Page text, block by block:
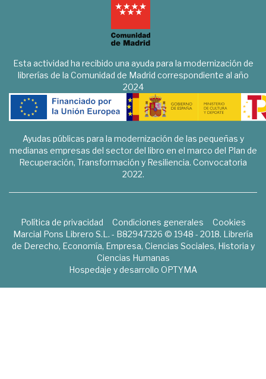
Esta actividad ha recibido una ayuda para la modernización de
librerías de la Comunidad de Madrid correspondiente al año
2024
Ayudas públicas para la modernización de las pequeñas y
medianas empresas del sector del libro en el marco del Plan de
Recuperación, Transformación y Resiliencia. Convocatoria
2022.
Política de privacidad Condiciones generales
Cookies
Marcial Pons Librero S.L. - B82947326 © 1948 - 2018. Librería
de Derecho, Economía, Empresa, Ciencias Sociales, Historia y
Ciencias Humanas
Hospedaje y desarrollo OPTYMA